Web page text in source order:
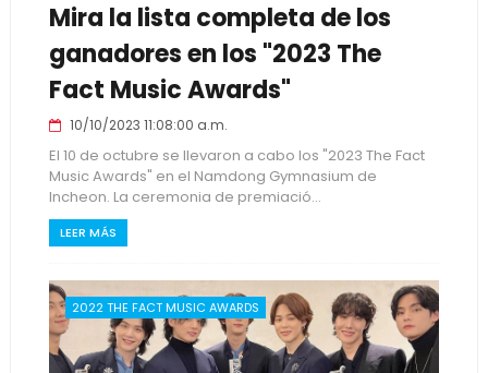
Mira la lista completa de los
ganadores en los "2023 The
Fact Music Awards"
10/10/2023 11:08:00 a.m.
El 10 de octubre se llevaron a cabo los "2023 The Fact
Music Awards" en el Namdong Gymnasium de
Incheon. La ceremonia de premiació...
LEER MÁS
2022 THE FACT MUSIC AWARDS